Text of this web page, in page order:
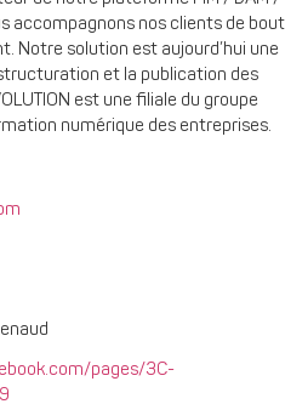
accompagnons nos clients de bout
Notre solution est aujourd’hui une
et la publication des
est une filiale du groupe
numérique des entreprises.
pages/3C-